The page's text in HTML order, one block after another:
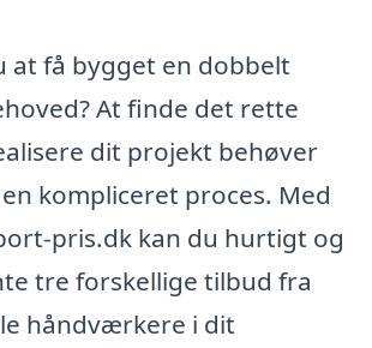
at få bygget en dobbelt
At finde det rette
dit projekt behøver
kompliceret proces. Med
pris.dk kan du hurtigt og
tre forskellige tilbud fra
håndværkere i dit